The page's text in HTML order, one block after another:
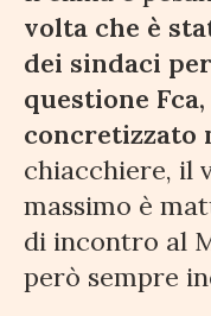
volta che è
dei sindaci
questione
concretizzato
chiacchiere, il
massimo è
di incontro al
però sempre